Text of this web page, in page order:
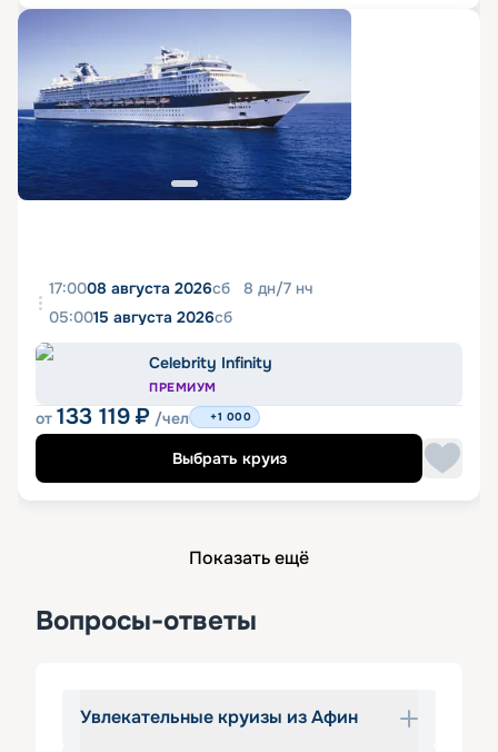
17:0008 августа 2026сб 8 дн/7 нч
05:0015 августа 2026сб
Celebrity Infinity
ПРЕМИУМ
от 133 119 ₽ /чел +1 000
Выбрать круиз
Показать ещё
Вопросы-ответы
Увлекательные круизы из Афин